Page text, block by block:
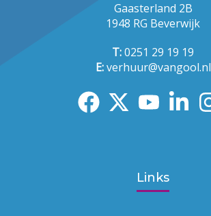
Gaasterland 2B
1948 RG Beverwijk
T:0251 29 19 19
E:verhuur@vangool.nl
Links